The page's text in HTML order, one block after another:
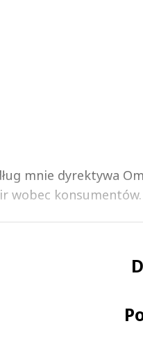
mnie dyrektywa
wobec